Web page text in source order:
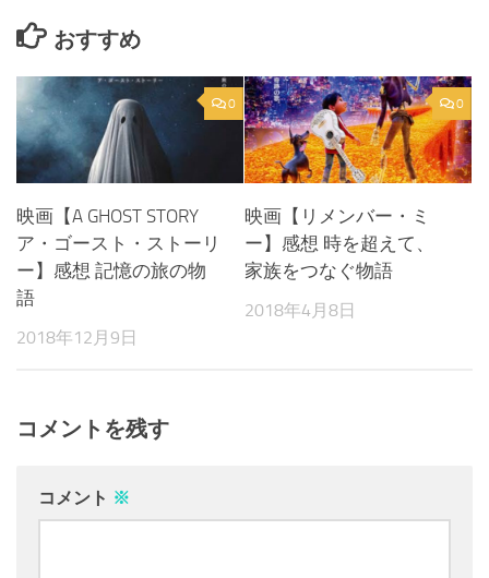
おすすめ
0
映画【A GHOST STORY
ア・ゴースト・ストーリ
ー】感想 記憶の旅の物
語
2018年12月9日
0
映画【リメンバー・ミ
ー】感想 時を超えて、
家族をつなぐ物語
2018年4月8日
コメントを残す
コメント ※